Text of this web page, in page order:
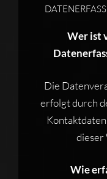
Wer ist
Die
erfolgt durch
dieser
Wie